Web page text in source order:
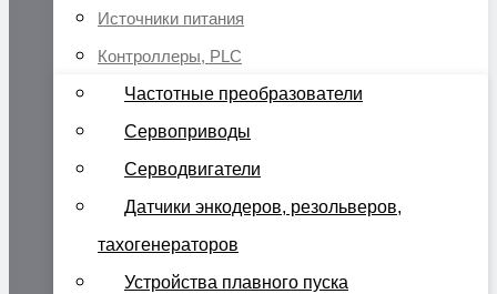
Источники питания
Контроллеры, PLC
Частотные преобразователи
Сервоприводы
Серводвигатели
Датчики энкодеров, резольверов,
тахогенераторов
Устройства плавного пуска